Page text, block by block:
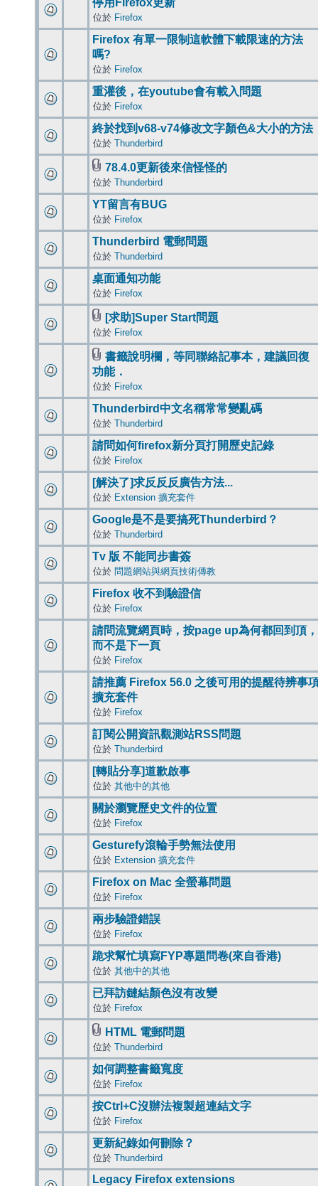
停用Firefox更新
位於 Firefox
Firefox 有單一限制這軟體下載限速的方法
嗎?
位於 Firefox
重灌後，在youtube會有載入問題
位於 Firefox
終於找到v68-v74修改文字顏色&大小的方法
位於 Thunderbird
78.4.0更新後來信怪怪的
位於 Thunderbird
YT留言有BUG
位於 Firefox
Thunderbird 電郵問題
位於 Thunderbird
桌面通知功能
位於 Firefox
[求助]Super Start問題
位於 Firefox
書籤說明欄，等同聯絡記事本，建議回復
功能．
位於 Firefox
Thunderbird中文名稱常常變亂碼
位於 Thunderbird
請問如何firefox新分頁打開歷史記錄
位於 Firefox
[解決了]求反反反廣告方法...
位於 Extension 擴充套件
Google是不是要搞死Thunderbird？
位於 Thunderbird
Tv 版 不能同步書簽
位於 問題網站與網頁技術傳教
Firefox 收不到驗證信
位於 Firefox
請問流覽網頁時，按page up為何都回到頂，
而不是下一頁
位於 Firefox
請推薦 Firefox 56.0 之後可用的提醒待辨事
擴充套件
位於 Firefox
訂閱公開資訊觀測站RSS問題
位於 Thunderbird
[轉貼分享]道歉啟事
位於 其他中的其他
關於瀏覽歷史文件的位置
位於 Firefox
Gesturefy滾輪手勢無法使用
位於 Extension 擴充套件
Firefox on Mac 全螢幕問題
位於 Firefox
兩步驗證錯誤
位於 Firefox
跪求幫忙填寫FYP專題問卷(來自香港)
位於 其他中的其他
已拜訪鏈結顏色沒有改變
位於 Firefox
HTML 電郵問題
位於 Thunderbird
如何調整書籤寬度
位於 Firefox
按Ctrl+C沒辦法複製超連結文字
位於 Firefox
更新紀錄如何刪除？
位於 Thunderbird
Legacy Firefox extensions